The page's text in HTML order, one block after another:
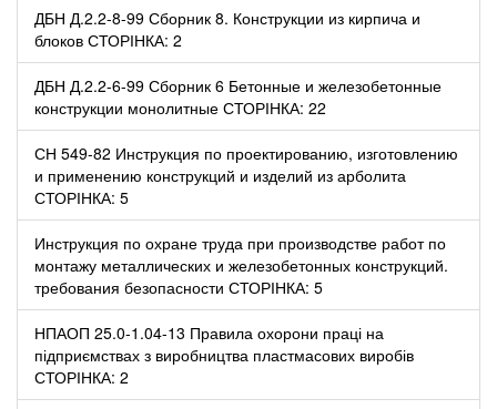
ДБН Д.2.2-8-99 Сборник 8. Конструкции из кирпича и
блоков СТОРІНКА: 2
ДБН Д.2.2-6-99 Сборник 6 Бетонные и железобетонные
конструкции монолитные СТОРІНКА: 22
СН 549-82 Инструкция по проектированию, изготовлению
и применению конструкций и изделий из арболита
СТОРІНКА: 5
Инструкция по охране труда при производстве работ по
монтажу металлических и железобетонных конструкций.
требования безопасности СТОРІНКА: 5
НПАОП 25.0-1.04-13 Правила охорони праці на
підприємствах з виробництва пластмасових виробів
СТОРІНКА: 2